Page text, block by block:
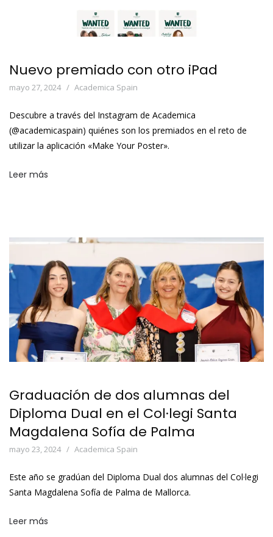
Nuevo premiado con otro iPad
mayo 27, 2024 Academica Spain
Descubre a través del Instagram de Academica
(@academicaspain) quiénes son los premiados en el reto de
utilizar la aplicación «Make Your Poster».
Leer más
Graduación de dos alumnas del
Diploma Dual en el Col·legi Santa
Magdalena Sofía de Palma
mayo 23, 2024 Academica Spain
Este año se gradúan del Diploma Dual dos alumnas del Col·legi
Santa Magdalena Sofía de Palma de Mallorca.
Leer más